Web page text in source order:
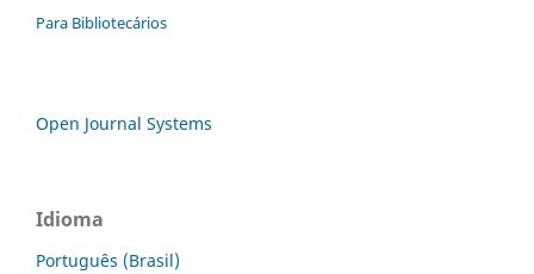
Para Bibliotecários
Open Journal Systems
Idioma
Português (Brasil)